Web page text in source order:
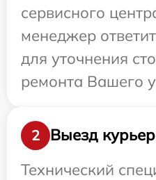
сервисного
менеджер
для уточнения
ремонта Вашего
2
Выезд
Технический